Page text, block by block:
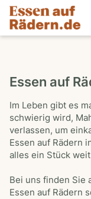
Essen auf
Im Leben gibt es
schwierig wird,
verlassen, um
Essen auf Rädern
alles ein Stück
Bei uns finden Sie
Essen auf Rädern